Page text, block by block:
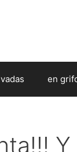
en